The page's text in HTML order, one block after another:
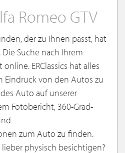
Romeo GTV
der zu Ihnen passt, hat
Suche nach Ihrem
ERClassics hat alles
Eindruck von den Autos zu
Auto auf unserer
Fotobericht, 360-Grad-
zum Auto zu finden.
physisch besichtigen?